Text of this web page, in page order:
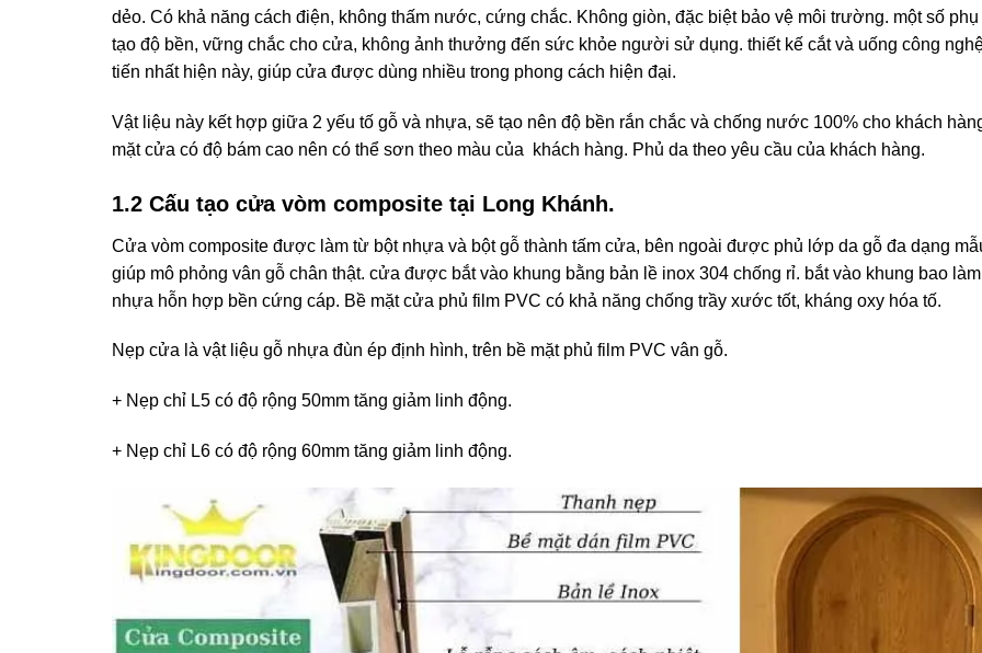
dẻo. Có khả năng cách điện, không thấm nước, cứng chắc. Không giòn, đặc biệt bảo vệ môi trường. một số
tạo độ bền, vững chắc cho cửa, không ảnh thưởng đến sức khỏe người sử dụng. thiết kế cắt và uống công
tiến nhất hiện này, giúp cửa được dùng nhiều trong phong cách hiện đại.
Vật liệu này kết hợp giữa 2 yếu tố gỗ và nhựa, sẽ tạo nên độ bền rắn chắc và chống nước 100% cho khách
mặt cửa có độ bám cao nên có thể sơn theo màu của khách hàng. Phủ da theo yêu cầu của khách hàng.
1.2 Cấu tạo cửa vòm composite tại Long Khánh.
Cửa vòm composite được làm từ bột nhựa và bột gỗ thành tấm cửa, bên ngoài được phủ lớp da gỗ đa dạng
giúp mô phỏng vân gỗ chân thật. cửa được bắt vào khung bằng bản lề inox 304 chống rỉ. bắt vào khung bao
nhựa hỗn hợp bền cứng cáp. Bề mặt cửa phủ film PVC có khả năng chống trầy xước tốt, kháng oxy hóa tố.
Nẹp cửa là vật liệu gỗ nhựa đùn ép định hình, trên bề mặt phủ film PVC vân gỗ.
+ Nẹp chỉ L5 có độ rộng 50mm tăng giảm linh động.
+ Nẹp chỉ L6 có độ rộng 60mm tăng giảm linh động.